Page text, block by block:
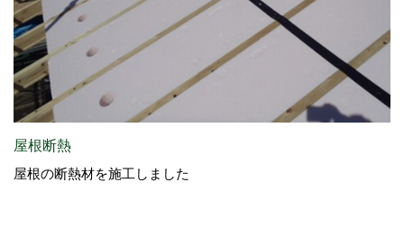
屋根断熱
屋根の断熱材を施工しました